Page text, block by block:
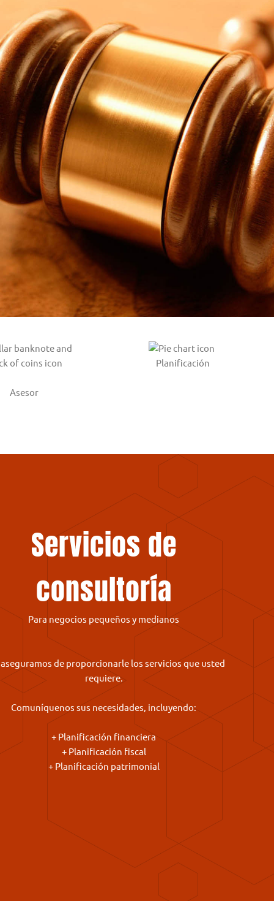
Asesor
Planificación
Servicios de
consultoría
Para negocios pequeños y medianos
de proporcionarle los servicios que usted
requiere.
Comuníquenos sus necesidades, incluyendo:
+ Planificación financiera
+ Planificación fiscal
+ Planificación patrimonial